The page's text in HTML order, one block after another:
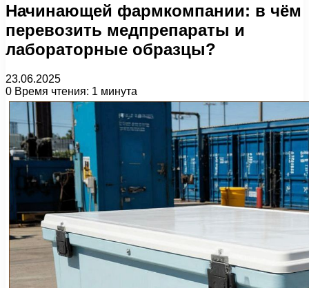
Начинающей фармкомпании: в чём
перевозить медпрепараты и
лабораторные образцы?
23.06.2025
0 Время чтения: 1 минута